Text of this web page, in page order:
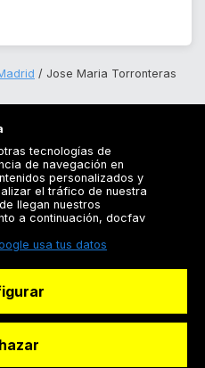
Jose Maria Torronteras
tecnologías de
de navegación en
personalizados y
el tráfico de nuestra
llegan nuestros
a continuación, docfav
usa tus datos